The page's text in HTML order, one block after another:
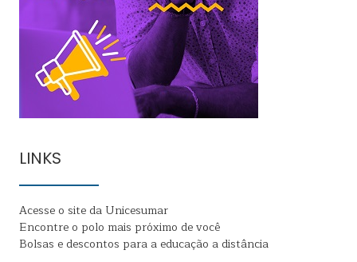
LINKS
Acesse o site da Unicesumar
Encontre o polo mais próximo de você
Bolsas e descontos para a educação a distância